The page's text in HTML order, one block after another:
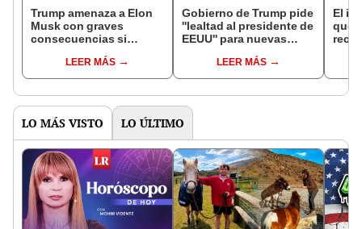
Trump amenaza a Elon
Musk con graves
consecuencias si
demócratas y confirma
ruptura de su relación
LEER MÁS
Gobierno de Trump pide
''lealtad al presidente de
EEUU'' para nuevas
tras despidos de DOGE
con Elon Musk
LEER MÁS
El
que
asno
LO MÁS VISTO LO ÚLTIMO